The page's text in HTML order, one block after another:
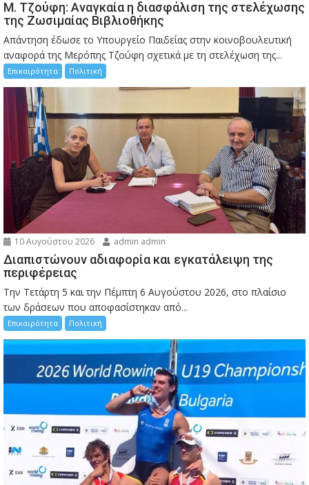
M. Τζούφη: Αναγκαία η διασφάλιση της στελέχωσης
της Ζωσιμαίας Βιβλιοθήκης
Απάντηση έδωσε το Υπουργείο Παιδείας στην κοινοβουλευτική
αναφορά της Μερόπης Τζούφη σχετικά με τη στελέχωση της...
Επικαιρότητα Πολιτική
10 Αυγούστου 2026 admin admin
Διαπιστώνουν αδιαφορία και εγκατάλειψη της
περιφέρειας
Την Τετάρτη 5 και την Πέμπτη 6 Αυγούστου 2026, στο πλαίσιο
των δράσεων που αποφασίστηκαν από...
Επικαιρότητα Πολιτική